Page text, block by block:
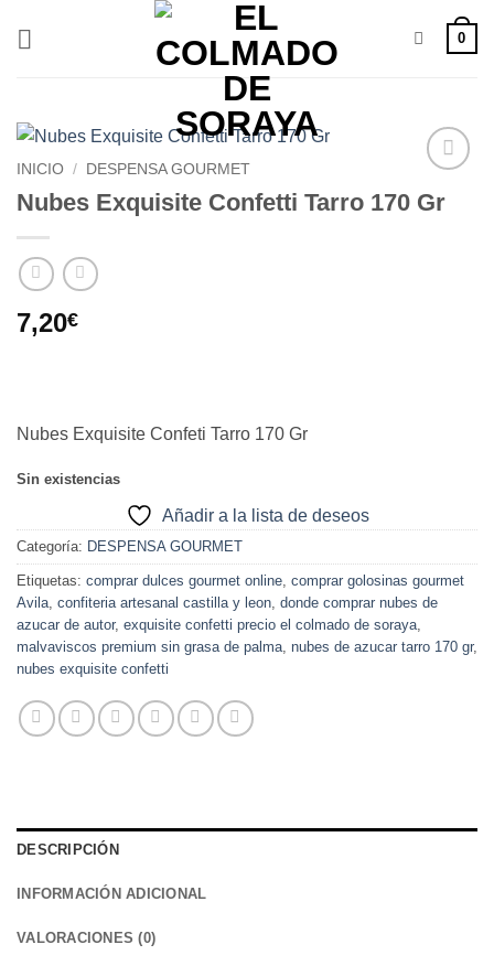
0
Añadir
a la
INICIO / DESPENSA GOURMET
Nubes Exquisite Confetti Tarro 170 Gr
7,20€
Nubes Exquisite Confeti Tarro 170 Gr
Sin existencias
Añadir a la lista de deseos
Categoría: DESPENSA GOURMET
Etiquetas: comprar dulces gourmet online, comprar golosinas gourmet
Avila, confiteria artesanal castilla y leon, donde comprar nubes de
azucar de autor, exquisite confetti precio el colmado de soraya,
malvaviscos premium sin grasa de palma, nubes de azucar tarro 170 gr,
nubes exquisite confetti
DESCRIPCIÓN
INFORMACIÓN ADICIONAL
VALORACIONES (0)